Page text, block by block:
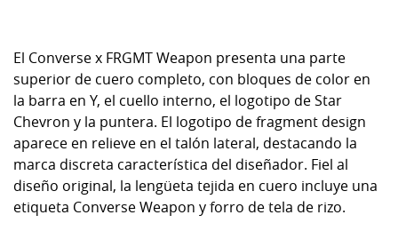
El Converse x FRGMT Weapon presenta una parte
superior de cuero completo, con bloques de color en
la barra en Y, el cuello interno, el logotipo de Star
Chevron y la puntera. El logotipo de fragment design
aparece en relieve en el talón lateral, destacando la
marca discreta característica del diseñador. Fiel al
diseño original, la lengüeta tejida en cuero incluye una
etiqueta Converse Weapon y forro de tela de rizo.